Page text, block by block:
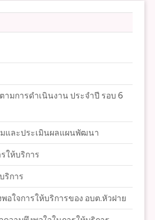
ามการดำเนินงาน ประจำปี รอบ 6
และประเมินผลแผนพัฒนา
ให้บริการ
ริการ
อใจการให้บริการของ อบต.หัวฝาย